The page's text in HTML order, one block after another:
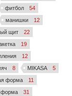
фитбол
54
манишки
12
щит
22
19
12
8 MIKASA
5
форма
11
форма
31